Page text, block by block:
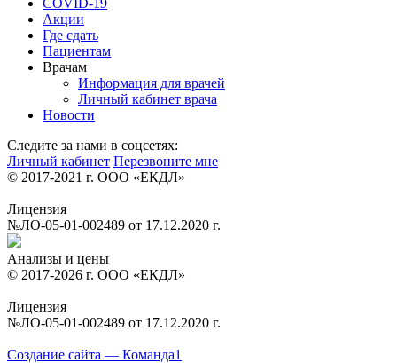
Акции
Где сдать
Пациентам
Врачам
Информация для врачей
Личный кабинет врача
Новости
Следите за нами в соцсетях:
Личный кабинет Перезвоните мне
© 2017-2021 г. ООО «ЕКДЛ»
Лицензия
№ЛО-05-01-002489 от 17.12.2020 г.
Анализы и цены
© 2017-2026 г. ООО «ЕКДЛ»
Лицензия
№ЛО-05-01-002489 от 17.12.2020 г.
Создание сайта — Команда1